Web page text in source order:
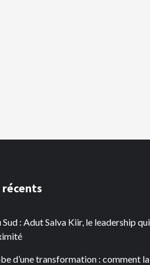
Sud : Adut Salva Kiir, le leadership
d’une transformation : comment la